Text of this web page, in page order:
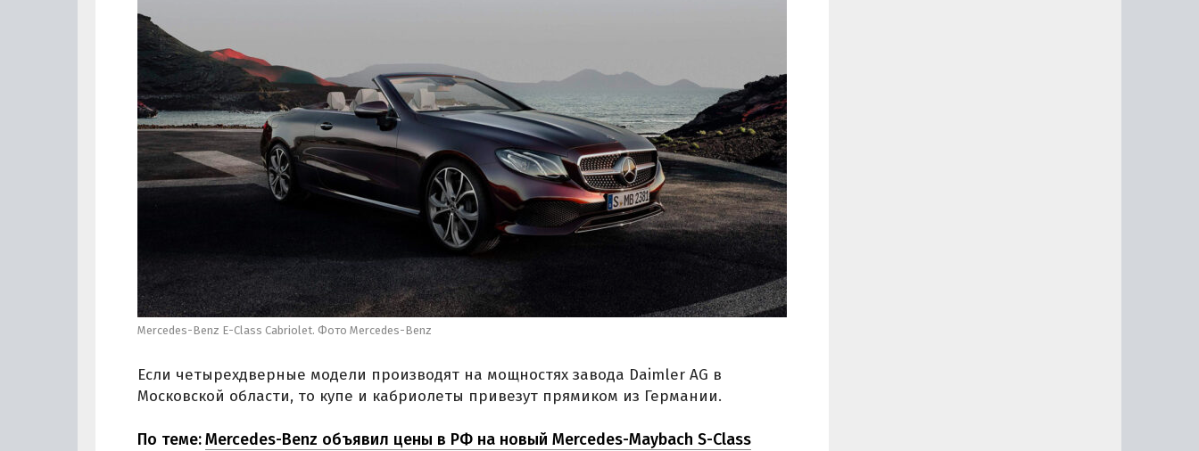
Mercedes-Benz E-Class Cabriolet. Фото Mercedes-Benz
Если четырехдверные модели производят на мощностях завода Daimler AG в
Московской области, то купе и кабриолеты привезут прямиком из Германии.
По теме:Mercedes-Benz объявил цены в РФ на новый Mercedes-Maybach S-Class